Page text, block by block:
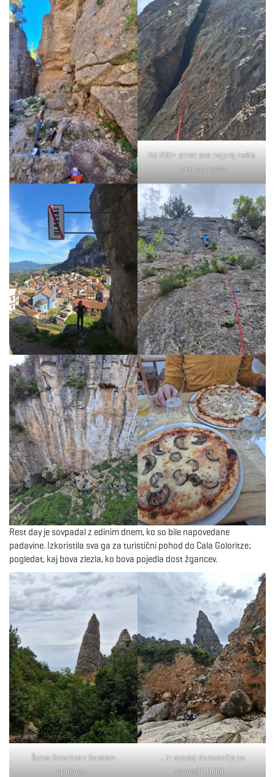
Od 200+ smeri sva najprej našla
nekej za basat.
Rest day je sovpadal z edinim dnem, ko so bile napovedane
padavine. Izkoristila sva ga za turistični pohod do Cala Goloritze;
pogledat, kaj bova zlezla, ko bova pojedla dost žgancev.
Špica Goloritze v čvrstem
apnencu…
… in spodaj domotožje po
domačih hribih.